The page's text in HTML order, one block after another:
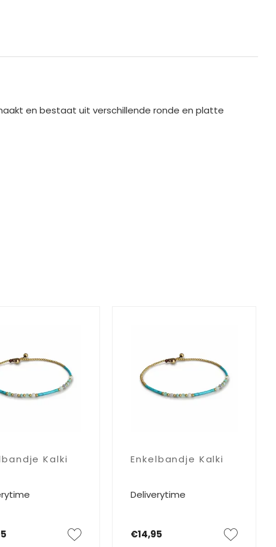
en bestaat uit verschillende ronde en platte
Kalki Enkelbandje Kalki
Deliverytime
€14,95